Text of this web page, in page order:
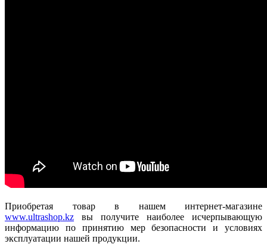
Приобретая товар в нашем интернет-магазине
www.ultrashop.kz вы получите наиболее исчерпывающую
информацию по принятию мер безопасности и условиях
эксплуатации нашей продукции.